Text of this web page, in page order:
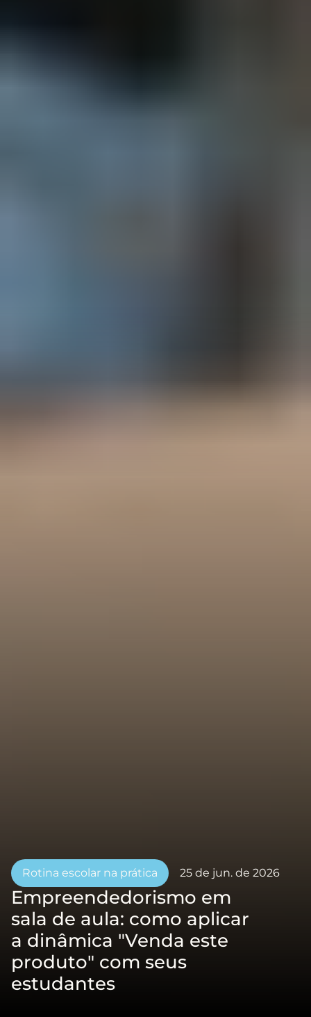
Rotina escolar na prática 25 de jun. de 2026
Empreendedorismo em
sala de aula: como aplicar
a dinâmica "Venda este
produto" com seus
estudantes